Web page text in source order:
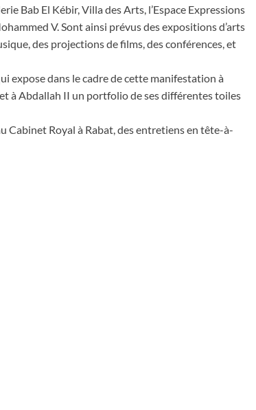
Bab El Kébir, Villa des Arts, l’Espace Expressions
V. Sont ainsi prévus des expositions d’arts
des projections de films, des conférences, et
expose dans le cadre de cette manifestation à
à Abdallah II un portfolio de ses différentes toiles
Cabinet Royal à Rabat, des entretiens en tête-à-